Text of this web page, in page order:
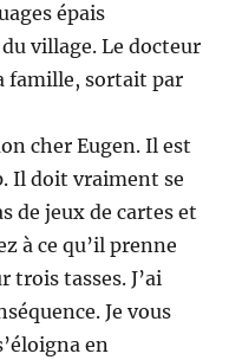
épais
village. Le docteur
famille, sortait par
cher Eugen. Il est
Il doit vraiment se
de jeux de cartes et
à ce qu’il prenne
trois tasses. J’ai
Je vous
en